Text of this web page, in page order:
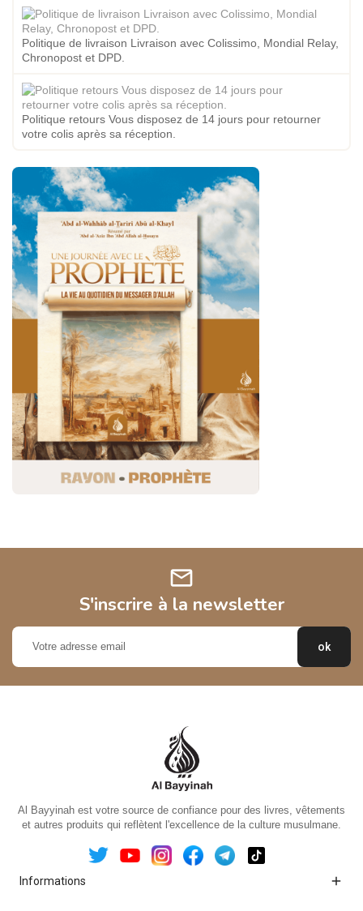
Politique de livraison Livraison avec Colissimo, Mondial Relay,
Chronopost et DPD.
Politique retours Vous disposez de 14 jours pour retourner
votre colis après sa réception.
mail
S'inscrire à la newsletter
Al Bayyinah est votre source de confiance pour des livres, vêtements
et autres produits qui reflètent l'excellence de la culture musulmane.
Informations 